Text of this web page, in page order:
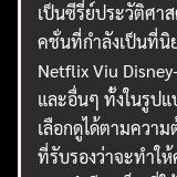
เป็นซีรี่ย์ประวัติศา
คชั่นที่กำลังเป็นที่นิ
Netflix Viu
และอื่นๆ ทั้งในรูป
เลือกดูได้ตามควา
ที่รับรองว่าจะทำ